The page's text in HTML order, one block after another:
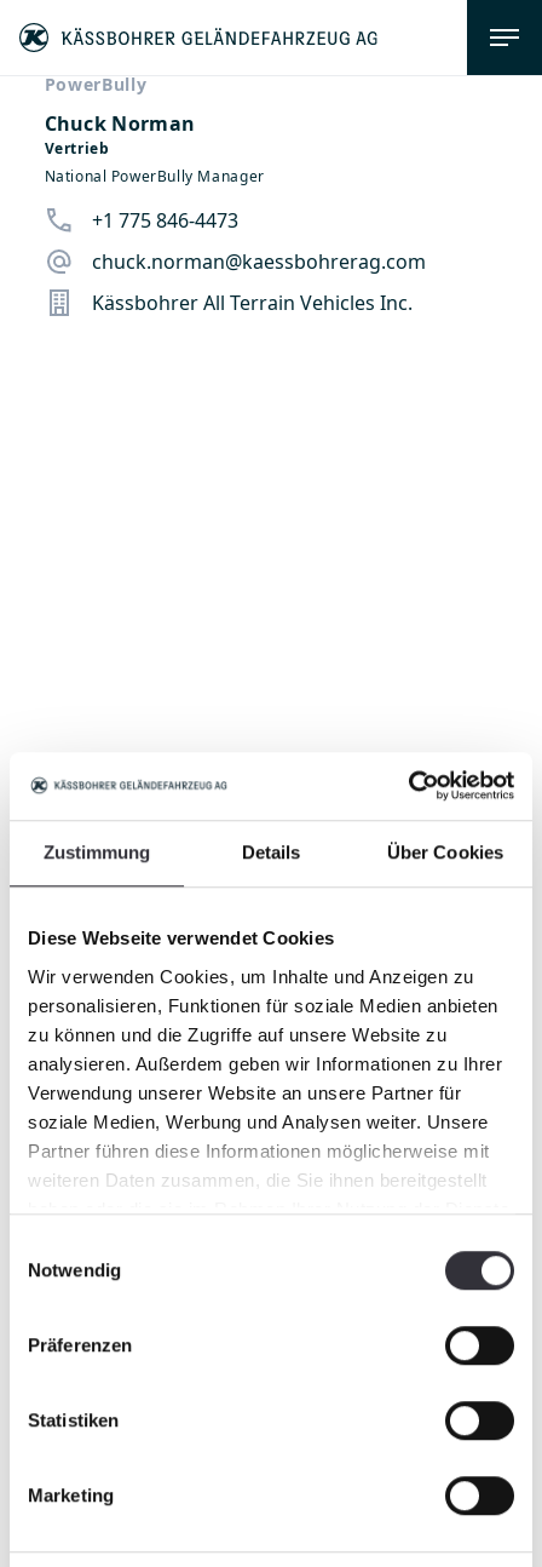
Zustimmung Details Über Cookies
Diese Webseite verwendet Cookies
Wir verwenden Cookies, um Inhalte und Anzeigen zu
personalisieren, Funktionen für soziale Medien anbieten
zu können und die Zugriffe auf unsere Website zu
analysieren. Außerdem geben wir Informationen zu Ihrer
Verwendung unserer Website an unsere Partner für
soziale Medien, Werbung und Analysen weiter. Unsere
Partner führen diese Informationen möglicherweise mit
weiteren Daten zusammen, die Sie ihnen bereitgestellt
haben oder die sie im Rahmen Ihrer Nutzung der Dienste
Notwendig
Präferenzen
Statistiken
Marketing
PowerBully
Chuck Norman
Vertrieb
National PowerBully Manager
+1 775 846-4473
chuck.norman@kaessbohrerag.com
Kässbohrer All Terrain Vehicles Inc.